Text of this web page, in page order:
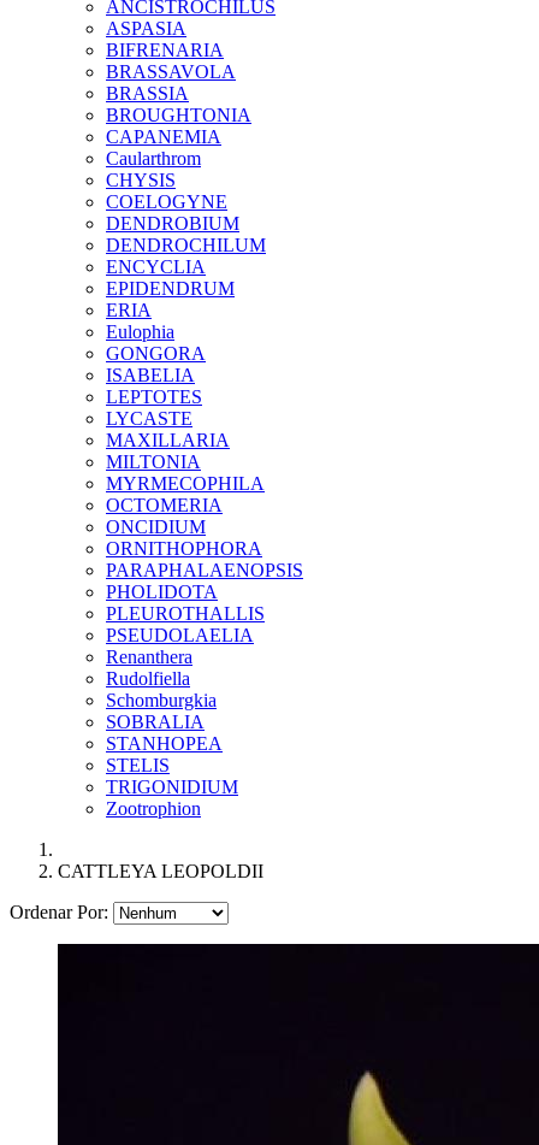
ANCISTROCHILUS
ASPASIA
BIFRENARIA
BRASSAVOLA
BRASSIA
BROUGHTONIA
CAPANEMIA
Caularthrom
CHYSIS
COELOGYNE
DENDROBIUM
DENDROCHILUM
ENCYCLIA
EPIDENDRUM
ERIA
Eulophia
GONGORA
ISABELIA
LEPTOTES
LYCASTE
MAXILLARIA
MILTONIA
MYRMECOPHILA
OCTOMERIA
ONCIDIUM
ORNITHOPHORA
PARAPHALAENOPSIS
PHOLIDOTA
PLEUROTHALLIS
PSEUDOLAELIA
Renanthera
Rudolfiella
Schomburgkia
SOBRALIA
STANHOPEA
STELIS
TRIGONIDIUM
Zootrophion
CATTLEYA LEOPOLDII
Ordenar Por: